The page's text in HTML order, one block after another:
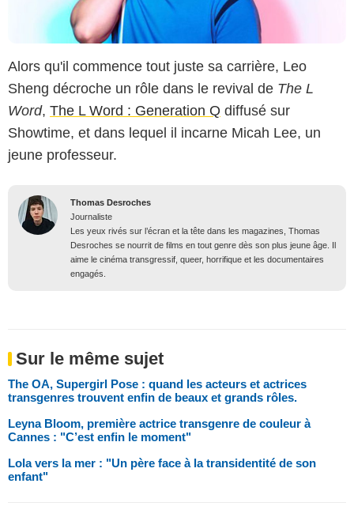
Alors qu'il commence tout juste sa carrière, Leo
Sheng décroche un rôle dans le revival de The L
Word, The L Word : Generation Q diffusé sur
Showtime, et dans lequel il incarne Micah Lee, un
jeune professeur.
Thomas Desroches
Journaliste
Les yeux rivés sur l’écran et la tête dans les magazines, Thomas
Desroches se nourrit de films en tout genre dès son plus jeune âge. Il
aime le cinéma transgressif, queer, horrifique et les documentaires
engagés.
Sur le même sujet
The OA, Supergirl Pose : quand les acteurs et actrices
transgenres trouvent enfin de beaux et grands rôles.
Leyna Bloom, première actrice transgenre de couleur à
Cannes : "C’est enfin le moment"
Lola vers la mer : "Un père face à la transidentité de son
enfant"